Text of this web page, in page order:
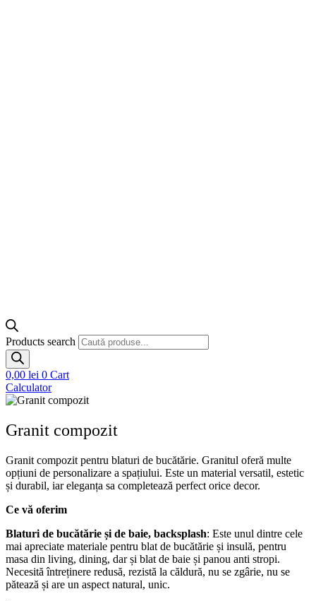
Products search
0,00 lei 0 Cart
Calculator
Granit compozit
Granit compozit pentru blaturi de bucătărie. Granitul oferă multe
opțiuni de personalizare a spațiului. Este un material versatil, estetic
și durabil, iar eleganța sa completează perfect orice decor.
Ce vă oferim
Blaturi de bucătărie și de baie, backsplash: Este unul dintre cele
mai apreciate materiale pentru blat de bucătărie și insulă, pentru
masa din living, dining, dar și blat de baie și panou anti stropi.
Necesită întreținere redusă, rezistă la căldură, nu se zgârie, nu se
pătează și are un aspect natural, unic.